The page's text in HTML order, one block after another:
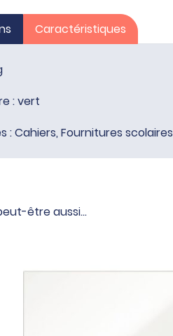
Caractéristiques
: vert
:Cahiers, Fournitures scolaires
être aussi…